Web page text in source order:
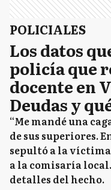
POLICIALES
Los datos
policía que
docente en
Deudas y
“Me mandé una
de sus superiores.
sepultó a la
a la comisaría
detalles del hecho.